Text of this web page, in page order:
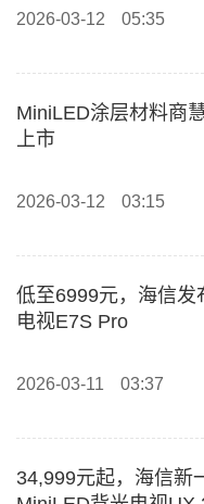
2026-03-12 05:35
MiniLED涂层材料商
上市
2026-03-12 03:15
低至6999元，海信发
电视E7S Pro
2026-03-11 03:37
34,999元起，海信新